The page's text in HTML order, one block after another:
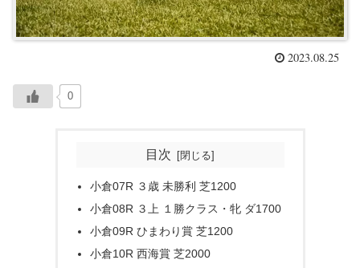
2023.08.25
0
目次
小倉07R ３歳 未勝利 芝1200
小倉08R ３上 １勝クラス・牝 ダ1700
小倉09R ひまわり賞 芝1200
小倉10R 西海賞 芝2000